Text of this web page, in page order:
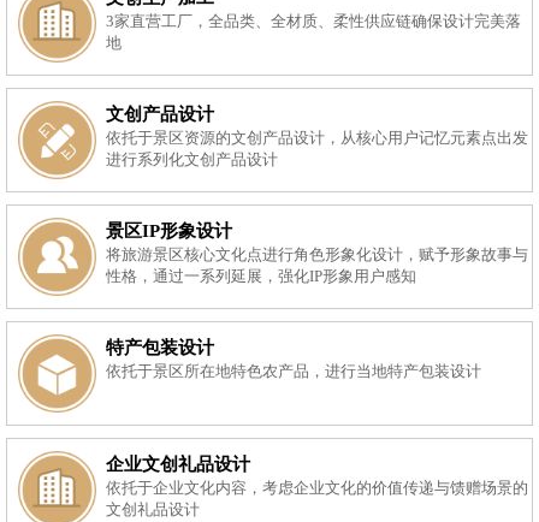
3家直营工厂，全品类、全材质、柔性供应链确保设计完美落
地
文创产品设计
依托于景区资源的文创产品设计，从核心用户记忆元素点出发
进行系列化文创产品设计
景区IP形象设计
将旅游景区核心文化点进行角色形象化设计，赋予形象故事与
性格，通过一系列延展，强化IP形象用户感知
特产包装设计
依托于景区所在地特色农产品，进行当地特产包装设计
企业文创礼品设计
依托于企业文化内容，考虑企业文化的价值传递与馈赠场景的
文创礼品设计